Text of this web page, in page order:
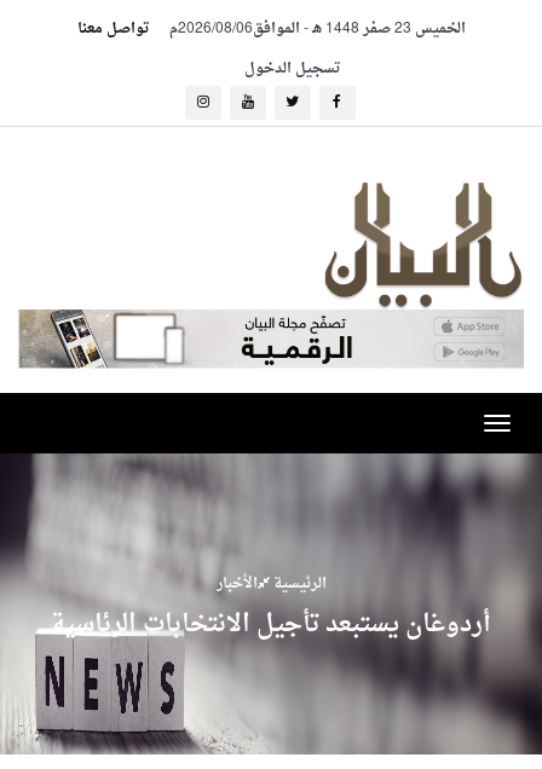
الخميس 23 صفر 1448 هـ -الموافق2026/08/06م
تواصل معنا
تسجيل الدخول
Toggle
navigation
الرئيسية الأخبار
أردوغان يستبعد تأجيل الانتخابات الرئاسية